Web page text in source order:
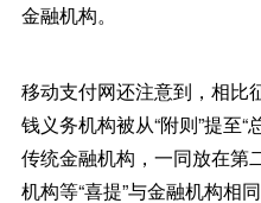
金融机构。
移动支付网还注意到，相比
钱义务机构被从“附则”提至
传统金融机构，一同放在第
机构等“喜提”与金融机构相